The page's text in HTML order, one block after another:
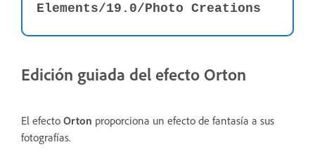
Elements⁩⁩/19.0⁩/⁨Photo Creations⁩
Edición guiada del efecto Orton
El efecto Orton proporciona un efecto de fantasía a sus
fotografías.